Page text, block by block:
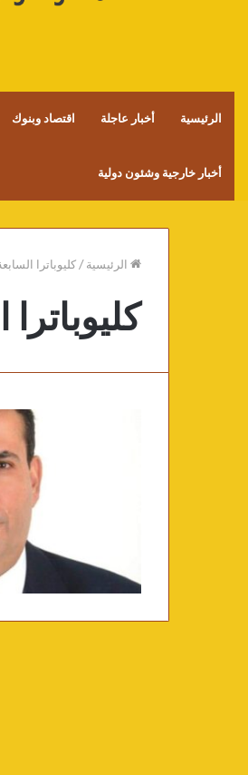
الرئيسية أخبار عاجلة اقتصاد وبنوك
أخبار خارجية وشئون دولية
الرئيسية/كليوباترا